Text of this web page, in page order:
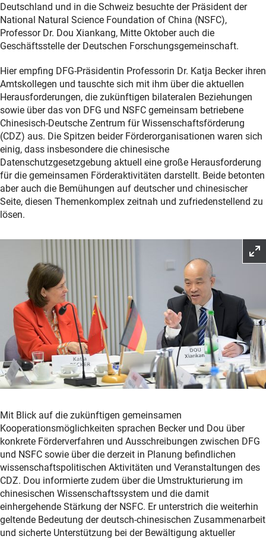
Deutschland und in die Schweiz besuchte der Präsident der
National Natural Science Foundation of China (NSFC),
Professor Dr. Dou Xiankang, Mitte Oktober auch die
Geschäftsstelle der Deutschen Forschungsgemeinschaft.
Hier empfing DFG-Präsidentin Professorin Dr. Katja Becker ihren
Amtskollegen und tauschte sich mit ihm über die aktuellen
Herausforderungen, die zukünftigen bilateralen Beziehungen
sowie über das von DFG und NSFC gemeinsam betriebene
Chinesisch-Deutsche Zentrum für Wissenschaftsförderung
(CDZ) aus. Die Spitzen beider Förderorganisationen waren sich
einig, dass insbesondere die chinesische
Datenschutzgesetzgebung aktuell eine große Herausforderung
für die gemeinsamen Förderaktivitäten darstellt. Beide betonten
aber auch die Bemühungen auf deutscher und chinesischer
Seite, diesen Themenkomplex zeitnah und zufriedenstellend zu
lösen.
Mit Blick auf die zukünftigen gemeinsamen
Kooperationsmöglichkeiten sprachen Becker und Dou über
konkrete Förderverfahren und Ausschreibungen zwischen DFG
und NSFC sowie über die derzeit in Planung befindlichen
wissenschaftspolitischen Aktivitäten und Veranstaltungen des
CDZ. Dou informierte zudem über die Umstrukturierung im
chinesischen Wissenschaftssystem und die damit
einhergehende Stärkung der NSFC. Er unterstrich die weiterhin
geltende Bedeutung der deutsch-chinesischen Zusammenarbeit
und sicherte Unterstützung bei der Bewältigung aktueller